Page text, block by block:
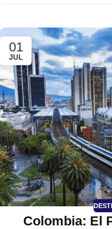
01
JUL
Colombia: El